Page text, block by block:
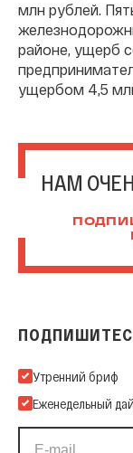
млн рублей.
районе, ущерб
ущербом 4,5
НАМ
Подпишитесь на
Утренний бриф
Еженедельный